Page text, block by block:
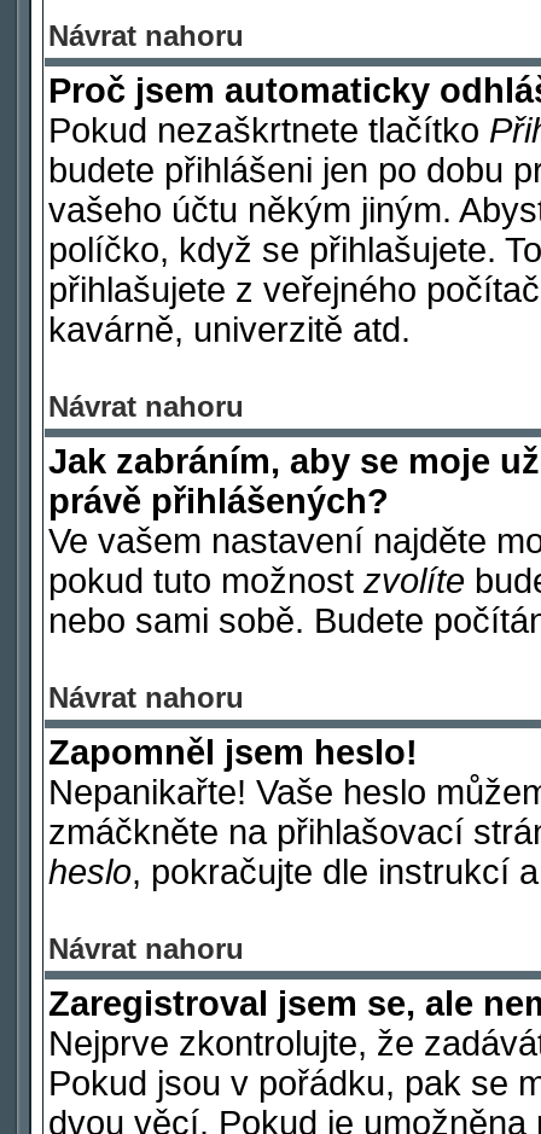
Návrat nahoru
Proč jsem automaticky
Pokud nezaškrtnete tlačítko
budete přihlášeni jen po dobu
vašeho účtu někým jiným.
políčko, když se přihlašujete.
přihlašujete z veřejného
kavárně, univerzitě atd.
Návrat nahoru
Jak zabráním, aby se moje
právě přihlášených?
Ve vašem nastavení najděte
pokud tuto možnost zvolíte
nebo sami sobě. Budete
Návrat nahoru
Zapomněl jsem heslo!
Nepanikařte! Vaše heslo
zmáčkněte na přihlašovací
heslo, pokračujte dle instrukcí
Návrat nahoru
Zaregistroval jsem se, ale
Nejprve zkontrolujte, že
Pokud jsou v pořádku, pak se
dvou věcí. Pokud je umožněna